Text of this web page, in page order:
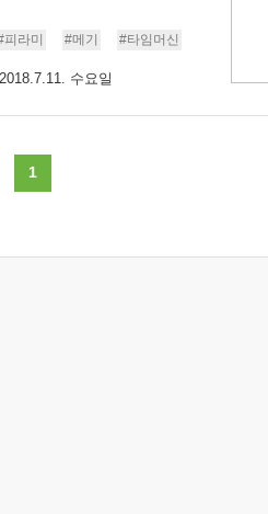
피라미 #메기 #타임머신
2018.7.11. 수요일
1